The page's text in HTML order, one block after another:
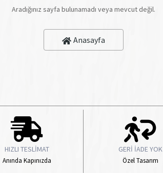
Aradığınız sayfa bulunamadı veya mevcut değil.
Anasayfa
HIZLI TESLİMAT
Anında Kapınızda
GERİ İADE YOK
Özel Tasarım